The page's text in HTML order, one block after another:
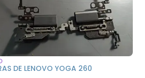
DE LENOVO YOGA 260